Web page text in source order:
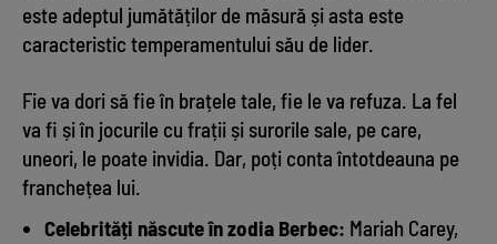
este adeptul jumătăților de măsură și asta este
caracteristic temperamentului său de lider.
Fie va dori să fie în brațele tale, fie le va refuza. La fel
va fi și în jocurile cu frații și surorile sale, pe care,
uneori, le poate invidia. Dar, poți conta întotdeauna pe
franchețea lui.
Celebrități născute în zodia Berbec: Mariah Carey,